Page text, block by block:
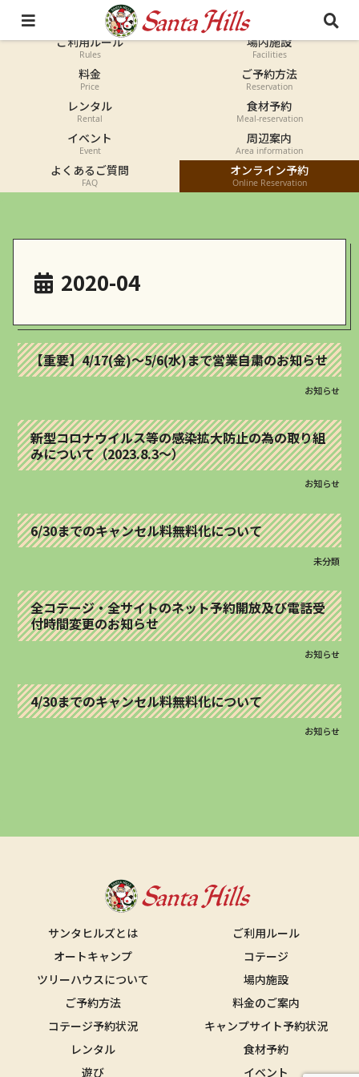
オートキャンプ
Auto-camp
ご利用ルール
Rules
場内施設
Facilities
料金
Price
ご予約方法
Reservation
レンタル
Rental
食材予約
Meal-reservation
イベント
Event
周辺案内
Area information
よくあるご質問
FAQ
オンライン予約
Online Reservation
2020-04
【重要】4/17(金)～5/6(水)まで営業自粛のお知らせ
お知らせ
新型コロナウイルス等の感染拡大防止の為の取り組
みについて（2023.8.3～）
お知らせ
6/30までのキャンセル料無料化について
未分類
全コテージ・全サイトのネット予約開放及び電話受
付時間変更のお知らせ
お知らせ
4/30までのキャンセル料無料化について
お知らせ
サンタヒルズとは
ご利用ルール
オートキャンプ
コテージ
ツリーハウスについて
場内施設
ご予約方法
料金のご案内
コテージ予約状況
キャンプサイト予約状況
レンタル
食材予約
遊び
イベント